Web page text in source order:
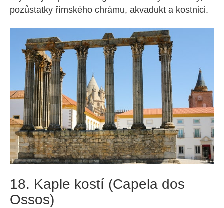
pozůstatky římského chrámu, akvadukt a kostnici.
18. Kaple kostí (Capela dos
Ossos)